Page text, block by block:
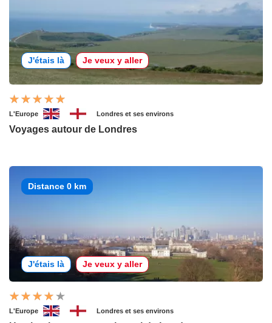
J'étais là Je veux y aller
L'Europe Londres et ses environs
Voyages autour de Londres
Distance 0 km
J'étais là Je veux y aller
L'Europe Londres et ses environs